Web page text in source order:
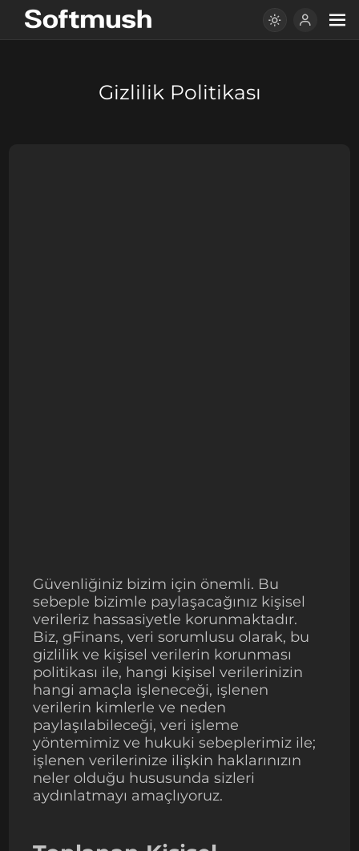
Gizlilik Politikası
Güvenliğiniz bizim için önemli. Bu
sebeple bizimle paylaşacağınız kişisel
verileriz hassasiyetle korunmaktadır.
Biz, gFinans, veri sorumlusu olarak, bu
gizlilik ve kişisel verilerin korunması
politikası ile, hangi kişisel verilerinizin
hangi amaçla işleneceği, işlenen
verilerin kimlerle ve neden
paylaşılabileceği, veri işleme
yöntemimiz ve hukuki sebeplerimiz ile;
işlenen verilerinize ilişkin haklarınızın
neler olduğu hususunda sizleri
aydınlatmayı amaçlıyoruz.